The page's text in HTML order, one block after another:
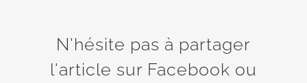
N'hésite pas à partager
l'article sur Facebook ou